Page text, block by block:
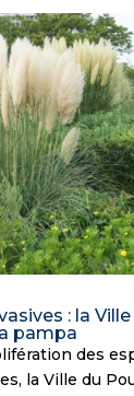
: la
pampa
des
la Ville du